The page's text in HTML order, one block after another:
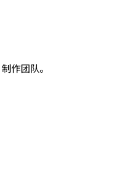
作团队。